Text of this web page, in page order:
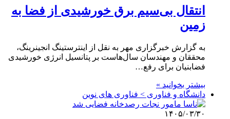
انتقال بی‌سیم برق خورشیدی از فضا به
زمین
به گزارش خبرگزاری مهر به نقل از اینترستینگ انجینرینگ،
محققان و مهندسان سال‌هاست بر پتانسیل انرژی خورشیدی
فضابنیان برای رفع…
بیشتر بخوانید »
دانشگاه و فناوری > فناوری های نوین
۱۴۰۵/۰۳/۳۰